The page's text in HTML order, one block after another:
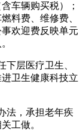
车辆购买税）；
料费、维修费、
欢迎费反映单元
层医疗卫生、
卫生健康科技立
，承担老年疾
工做。